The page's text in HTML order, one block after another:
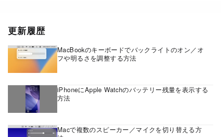
更新履歴
MacBookのキーボードでバックライトのオン／オ
フや明るさを調整する方法
iPhoneにApple Watchのバッテリー残量を表示する
方法
Macで複数のスピーカー／マイクを切り替える方